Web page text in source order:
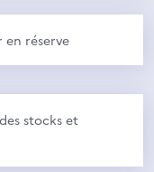
réserve
stocks et